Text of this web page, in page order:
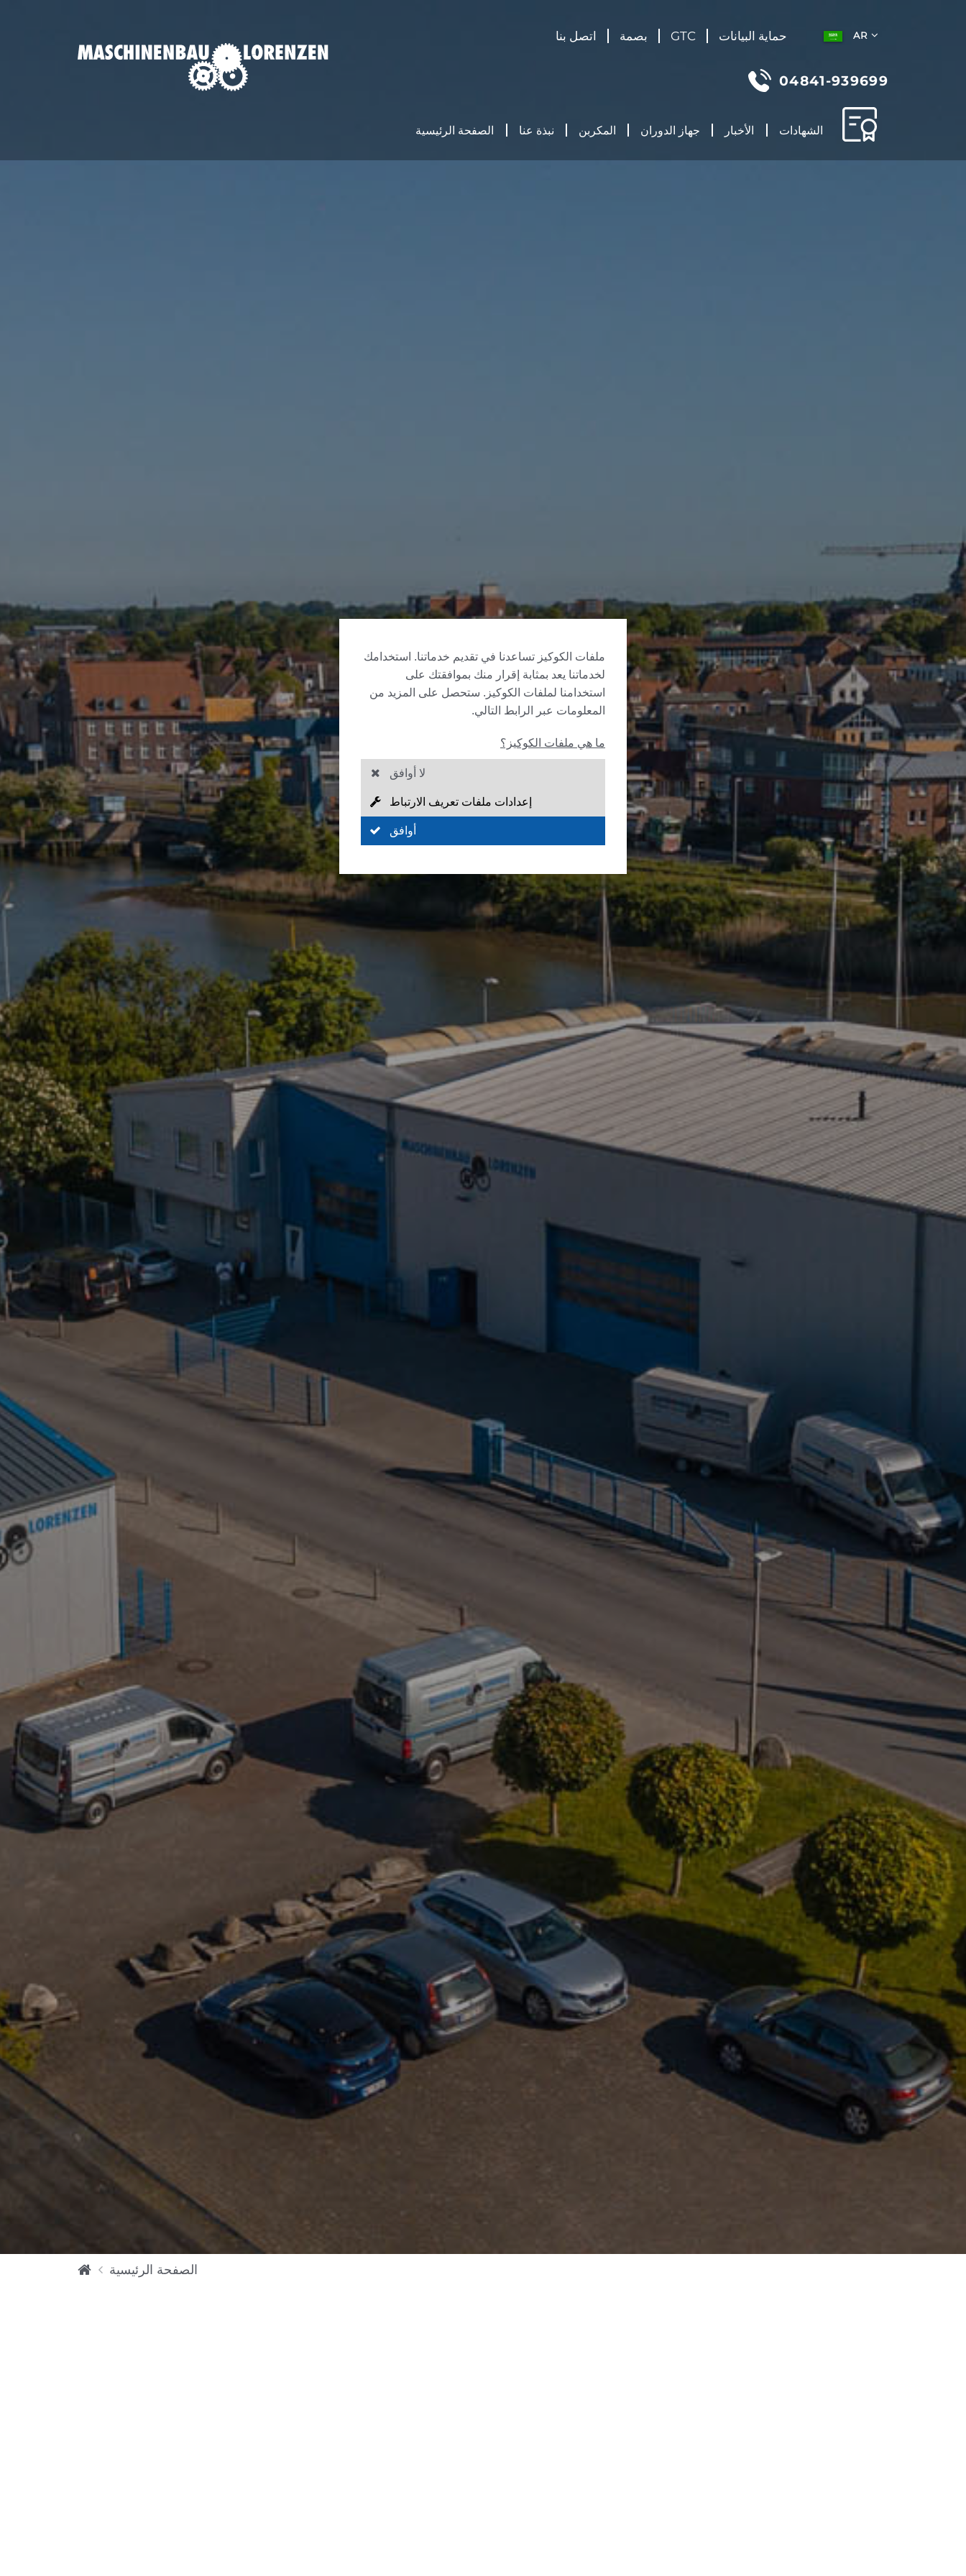
اتصل بنا بصمة GTC حماية البيانات AR
04841-939699
الصفحة الرئيسية نبذة عنا المكربن جهاز الدوران الأخبار الشهادات
ح
الصفحة الرئيسية
ملفات الكوكيز تساعدنا في تقديم خدماتنا. استخدامك
لخدماتنا يعد بمثابة إقرار منك بموافقتك على
استخدامنا لملفات الكوكيز. ستحصل على المزيد من
المعلومات عبر الرابط التالي.
ما هي ملفات الكوكيز؟
لا أوافق
إعدادات ملفات تعريف الارتباط
أوافق